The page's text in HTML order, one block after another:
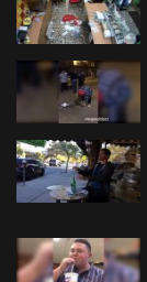
Páči sa: 57% (21
Obľúbené: 2
Komentárov: 25
Dľžka: 1:30
Kategória: šokujúce
Tagy: fentanyl,
narkoman,